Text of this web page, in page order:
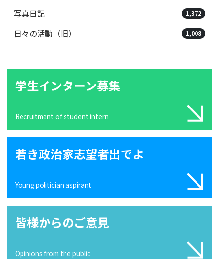
写真日記 1,372
日々の活動（旧） 1,008
学生インターン募集
Recruitment of student intern
若き政治家志望者出でよ
Young politician aspirant
皆様からのご意見
Opinions from the public